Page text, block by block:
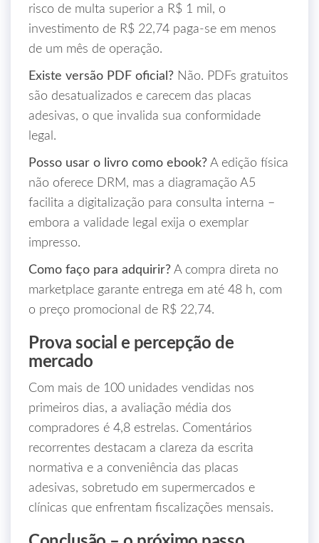
risco de multa superior a R$ 1 mil, o
investimento de R$ 22,74 paga-se em menos
de um mês de operação.
Existe versão PDF oficial? Não. PDFs gratuitos
são desatualizados e carecem das placas
adesivas, o que invalida sua conformidade
legal.
Posso usar o livro como ebook? A edição física
não oferece DRM, mas a diagramação A5
facilita a digitalização para consulta interna –
embora a validade legal exija o exemplar
impresso.
Como faço para adquirir? A compra direta no
marketplace garante entrega em até 48 h, com
o preço promocional de R$ 22,74.
Prova social e percepção de
mercado
Com mais de 100 unidades vendidas nos
primeiros dias, a avaliação média dos
compradores é 4,8 estrelas. Comentários
recorrentes destacam a clareza da escrita
normativa e a conveniência das placas
adesivas, sobretudo em supermercados e
clínicas que enfrentam fiscalizações mensais.